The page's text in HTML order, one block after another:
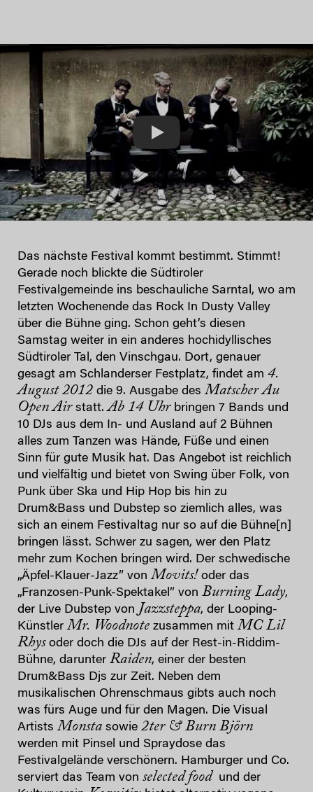
Das nächste Festival kommt bestimmt. Stimmt!
Gerade noch blickte die Südtiroler
Festivalgemeinde ins beschauliche Sarntal, wo am
letzten Wochenende das Rock In Dusty Valley
über die Bühne ging. Schon geht’s diesen
Samstag weiter in ein anderes hochidyllisches
Südtiroler Tal, den Vinschgau. Dort, genauer
gesagt am Schlanderser Festplatz, findet am 4.
August 2012 die 9. Ausgabe des Matscher Au
Open Airstatt.Ab 14 Uhrbringen 7 Bands und
10 DJs aus dem In- und Ausland auf 2 Bühnen
alles zum Tanzen was Hände, Füße und einen
Sinn für gute Musik hat. Das Angebot ist reichlich
und vielfältig und bietet von Swing über Folk, von
Punk über Ska und Hip Hop bis hin zu
Drum&Bass und Dubstep so ziemlich alles, was
sich an einem Festivaltag nur so auf die Bühne[n]
bringen lässt. Schwer zu sagen, wer den Platz
mehr zum Kochen bringen wird. Der schwedische
„Äpfel-Klauer-Jazz” von Movits! oder das
„Franzosen-Punk-Spektakel“ von Burning Lady,
der Live Dubstep von Jazzsteppa, der Looping-
Künstler Mr. Woodnote zusammen mit MC Lil
Rhysoder doch die DJs auf der Rest-in-Riddim-
Bühne, darunter Raiden, einer der besten
Drum&Bass Djs zur Zeit. Neben dem
musikalischen Ohrenschmaus gibts auch noch
was fürs Auge und für den Magen. Die Visual
Artists Monsta sowie 2ter & Burn Björn
werden mit Pinsel und Spraydose das
Festivalgelände verschönern. Hamburger und Co.
serviert das Team von selected foodund der